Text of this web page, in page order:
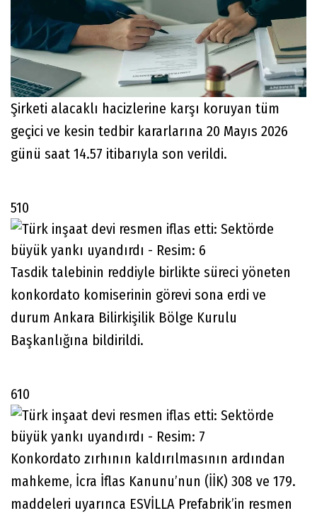
Şirketi alacaklı hacizlerine karşı koruyan tüm
geçici ve kesin tedbir kararlarına 20 Mayıs 2026
günü saat 14.57 itibarıyla son verildi.
510
Tasdik talebinin reddiyle birlikte süreci yöneten
konkordato komiserinin görevi sona erdi ve
durum Ankara Bilirkişilik Bölge Kurulu
Başkanlığına bildirildi.
610
Konkordato zırhının kaldırılmasının ardından
mahkeme, İcra İflas Kanunu’nun (İİK) 308 ve 179.
maddeleri uyarınca ESVİLLA Prefabrik’in resmen